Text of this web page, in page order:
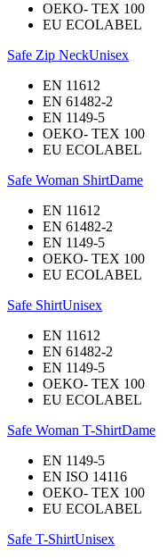
OEKO- TEX 100
EU ECOLABEL
Safe Zip NeckUnisex
EN 11612
EN 61482-2
EN 1149-5
OEKO- TEX 100
EU ECOLABEL
Safe Woman ShirtDame
EN 11612
EN 61482-2
EN 1149-5
OEKO- TEX 100
EU ECOLABEL
Safe ShirtUnisex
EN 11612
EN 61482-2
EN 1149-5
OEKO- TEX 100
EU ECOLABEL
Safe Woman T-ShirtDame
EN 1149-5
EN ISO 14116
OEKO- TEX 100
EU ECOLABEL
Safe T-ShirtUnisex